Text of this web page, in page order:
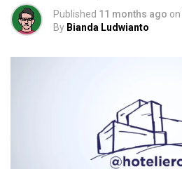
Published 11 months ago on
By Bianda Ludwianto